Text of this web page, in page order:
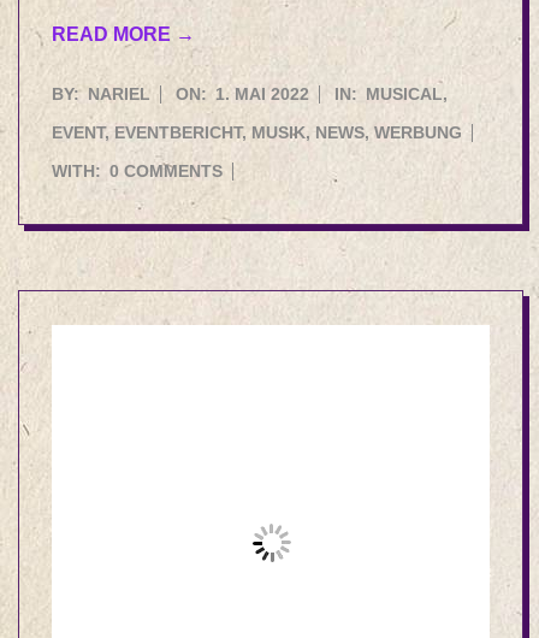
READ MORE →
2022-
05-
01
BY: NARIEL ON: 1. MAI 2022 IN: MUSICAL,
EVENT, EVENTBERICHT, MUSIK, NEWS,WERBUNG
WITH: 0 COMMENTS